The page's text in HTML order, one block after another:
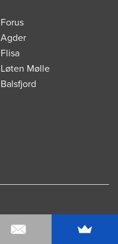
Forus
Agder
Flisa
Løten Mølle
Balsfjord